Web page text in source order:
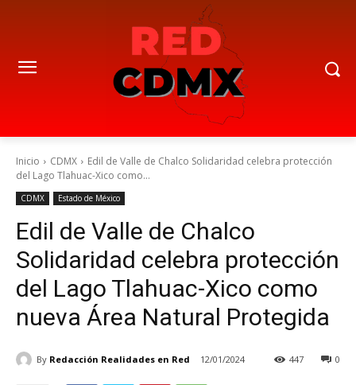
Inicio CDMX
Edil de Valle de Chalco Solidaridad celebra protección
del Lago Tlahuac-Xico como...
CDMX Estado de México
Edil de Valle de Chalco
Solidaridad celebra protección
del Lago Tlahuac-Xico como
nueva Área Natural Protegida
By Redacción Realidades en Red 12/01/2024 0
447